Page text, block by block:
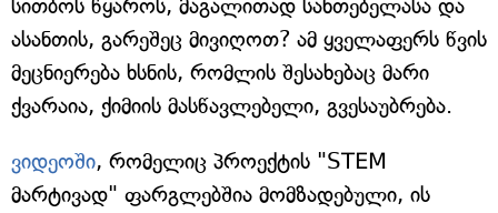
სითბოს წყაროს, მაგალითად სანთებელასა და
ასანთის, გარეშეც მივიღოთ? ამ ყველაფერს წვის
მეცნიერება ხსნის, რომლის შესახებაც მარი
ქვარაია, ქიმიის მასწავლებელი, გვესაუბრება.
ვიდეოში, რომელიც პროექტის "STEM
მარტივად" ფარგლებშია მომზადებული, ის